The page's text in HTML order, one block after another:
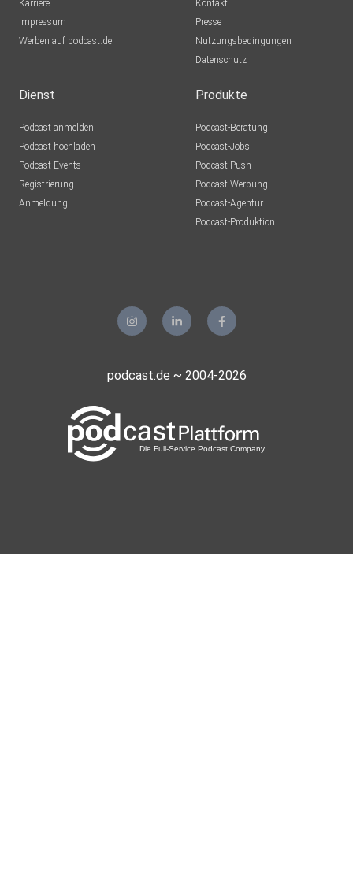
Karriere
Impressum
Werben auf podcast.de
Kontakt
Presse
Nutzungsbedingungen
Datenschutz
Dienst
Podcast anmelden
Podcast hochladen
Podcast-Events
Registrierung
Anmeldung
Produkte
Podcast-Beratung
Podcast-Jobs
Podcast-Push
Podcast-Werbung
Podcast-Agentur
Podcast-Produktion
podcast.de ~ 2004-2026